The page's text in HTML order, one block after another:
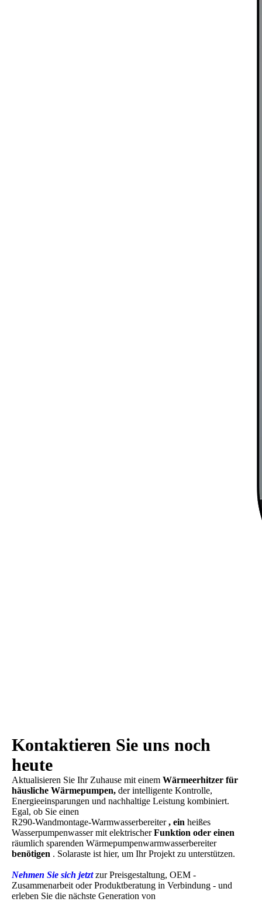
Kontaktieren Sie uns noch
heute
Aktualisieren Sie Ihr Zuhause mit einem Wärmeerhitzer für
häusliche Wärmepumpen, der intelligente Kontrolle,
Energieeinsparungen und nachhaltige Leistung kombiniert.
Egal, ob Sie einen
R290-Wandmontage-Warmwasserbereiter, ein heißes
Wasserpumpenwasser mit elektrischerFunktion oder einen
räumlich sparenden Wärmepumpenwarmwasserbereiter
benötigen . Solaraste ist hier, um Ihr Projekt zu unterstützen.
Nehmen Sie sich jetztzur Preisgestaltung, OEM -
Zusammenarbeit oder Produktberatung in Verbindung - und
erleben Sie die nächste Generation von